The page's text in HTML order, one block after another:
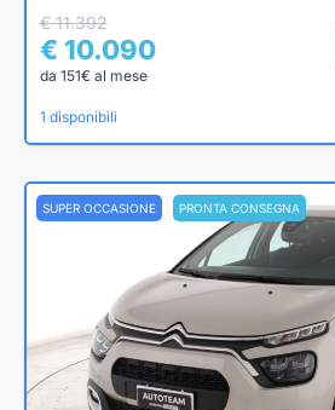
€ 11.392
€ 10.090
da 151€ al mese
1 disponibili
SUPER OCCASIONE PRONTA CONSEGNA